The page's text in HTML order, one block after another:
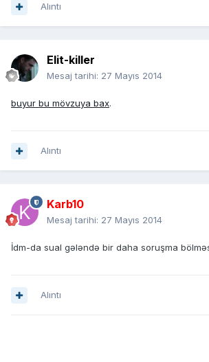
Alıntı
Elit-killer
Mesaj tarihi: 27 Mayıs 2014
buyur bu mövzuya bax.
Alıntı
Karb10
Mesaj tarihi: 27 Mayıs 2014
İdm-da sual gələndə bir daha soruşma
Alıntı